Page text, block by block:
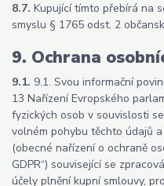
8.7. Kupující tímto přebírá na
smyslu § 1765 odst. 2
9. Ochrana
9.1. 9.1. Svou informační
13 Nařízení Evropského
fyzických osob v souvislosti
volném pohybu těchto údajů
(obecné nařízení o ochraně
GDPR“) související se
účely plnění kupní smlouvy,